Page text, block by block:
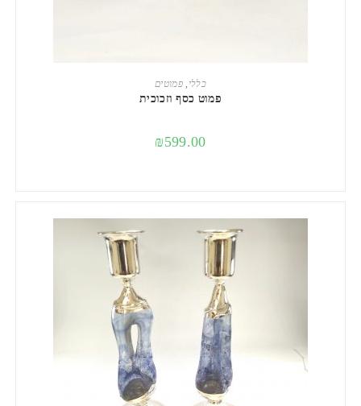
הוספה לסל
כללי, פמוטים
פמוט כסף וזכוכית
₪599.00